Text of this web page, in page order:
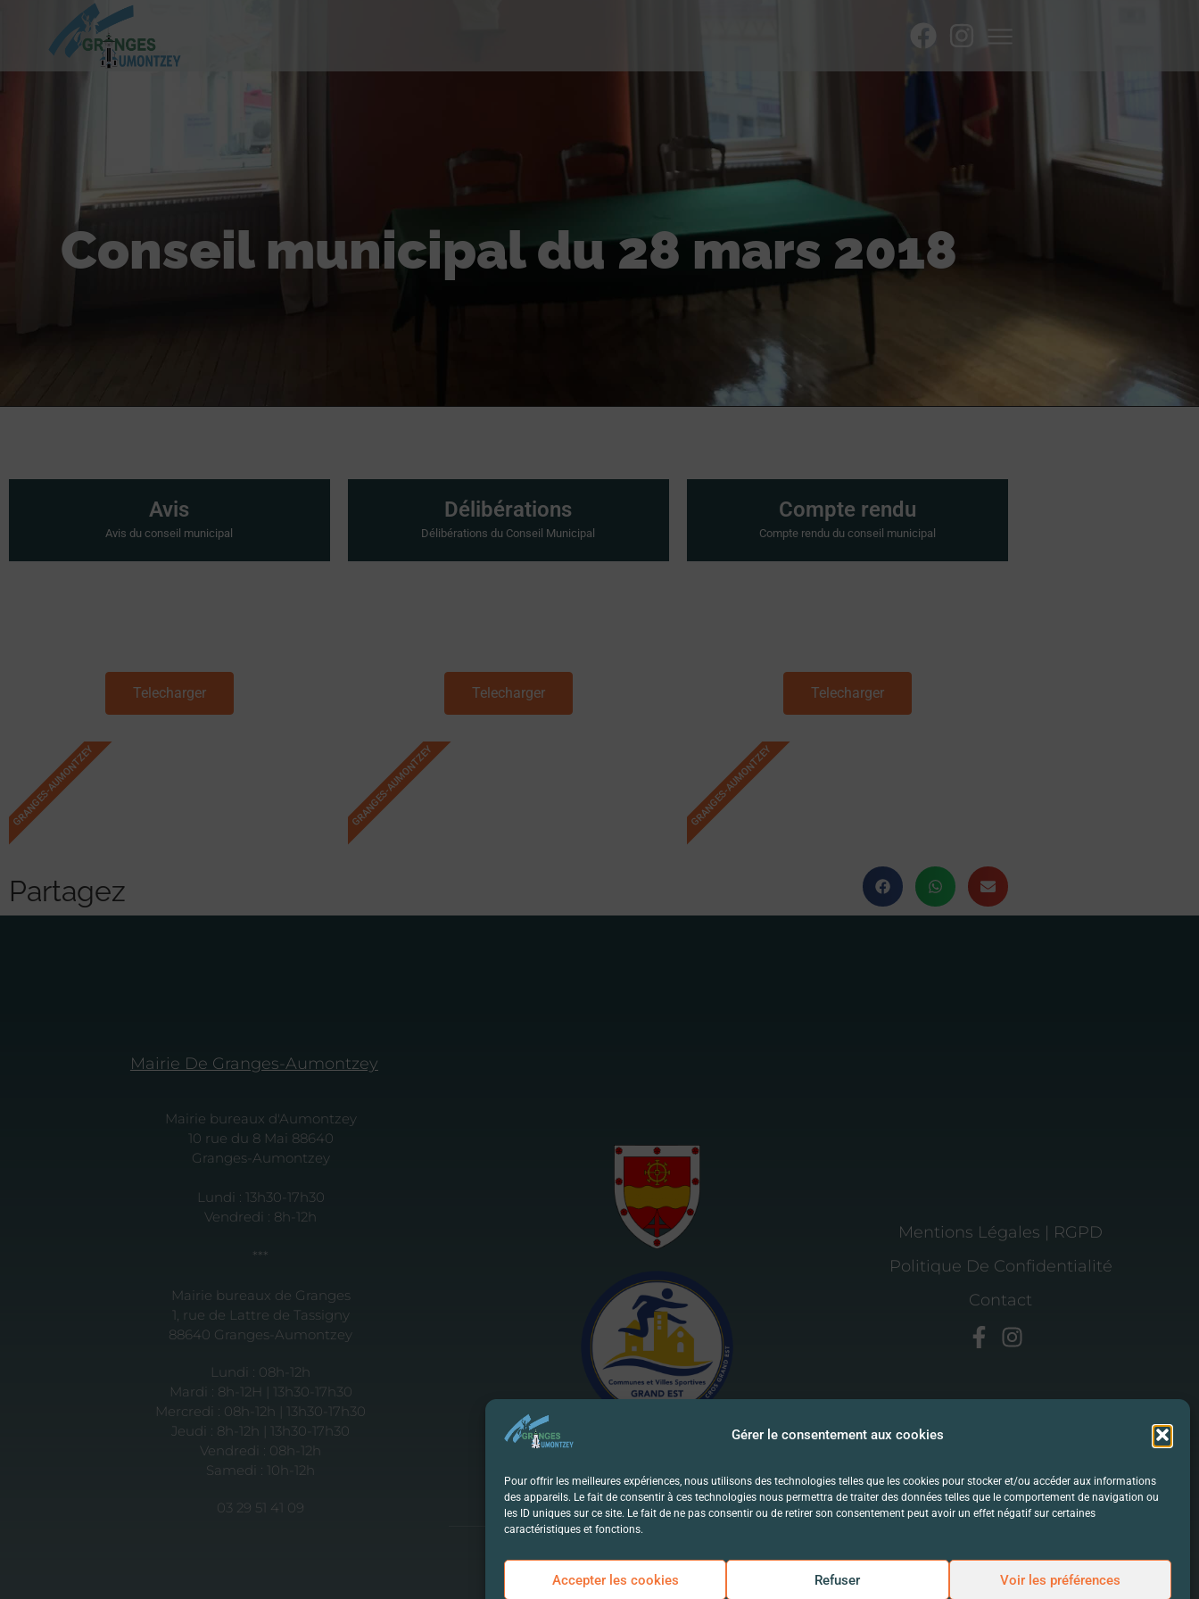
Gérer le consentement aux cookies
Pour offrir les meilleures expériences, nous utilisons des technologies telles que les cookies pour stocker et/ou accéder aux informations
des appareils. Le fait de consentir à ces technologies nous permettra de traiter des données telles que le comportement de navigation ou
les ID uniques sur ce site. Le fait de ne pas consentir ou de retirer son consentement peut avoir un effet négatif sur certaines
caractéristiques et fonctions.
Accepter les cookies Refuser Voir les préférences
Conseil municipal du 28 mars 2018
Avis
Avis du conseil municipal
Telecharger
GRANGES-AUMONTZEY
Délibérations
Délibérations du Conseil Municipal
Telecharger
GRANGES-AUMONTZEY
Compte rendu
Compte rendu du conseil municipal
Telecharger
GRANGES-AUMONTZEY
Partagez
Mairie De Granges-Aumontzey
Mairie bureaux d'Aumontzey
10 rue du 8 Mai 88640
Granges-Aumontzey
Lundi : 13h30-17h30
Vendredi : 8h-12h
***
Mairie bureaux de Granges
1, rue de Lattre de Tassigny
88640 Granges-Aumontzey
Lundi : 08h-12h
Mardi : 8h-12H | 13h30-17h30
Mercredi : 08h-12h | 13h30-17h30
Jeudi : 8h-12h | 13h30-17h30
Vendredi : 08h-12h
Samedi : 10h-12h
03 29 51 41 09
Mentions Légales | RGPD
Politique De Confidentialité
Contact